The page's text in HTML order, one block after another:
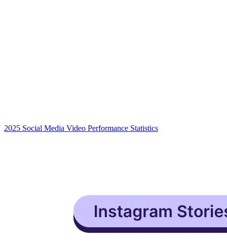
2025 Social Media Video Performance Statistics